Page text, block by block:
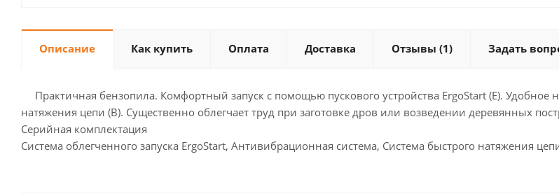
Описание Как купить Оплата Доставка Отзывы (1) Задать
Практичная бензопила. Комфортный запуск с помощью пускового устройства ErgoStart (E). Удобное
натяжения цепи (B). Существенно облегчает труд при заготовке дров или возведении деревянных
Серийная комплектация
Система облегченного запуска ErgoStart, Антивибрационная система, Система быстрого натяжения